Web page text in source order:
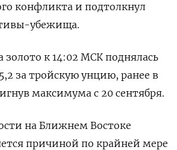
конфликта и подтолкнул
убежища.
золото к 14:02 МСК поднялась
за тройскую унцию, ранее в
максимума с 20 сентября.
на Ближнем Востоке
причиной по крайней мере